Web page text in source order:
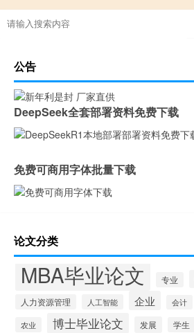
公告
DeepSeek全套部署资料免费下载
免费可商用字体批量下载
论文分类
MBA毕业论文 专业
人力资源管理
人工智能 企业 会计
农业 博士毕业论文 发展 学生